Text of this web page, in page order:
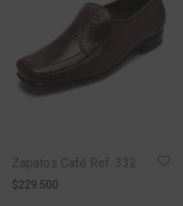
Zapatos Café Ref. 332
$229.500